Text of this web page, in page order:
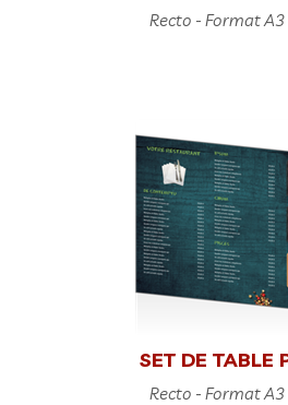
Recto - Format A3
SET DE TABLE
Recto - Format A3